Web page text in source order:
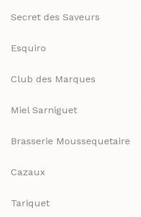
Secret des Saveurs
Esquiro
Club des Marques
Miel Sarniguet
Brasserie Moussequetaire
Cazaux
Tariquet